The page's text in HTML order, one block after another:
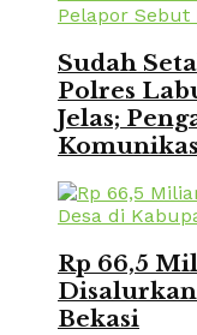
Sudah
Polres
Jelas;
Rp 66,5
Disalurkan
Bekasi